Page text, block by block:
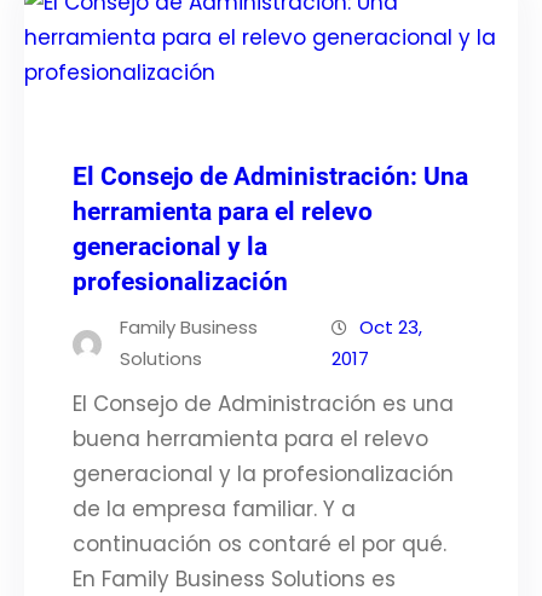
El Consejo de Administración: Una
herramienta para el relevo
generacional y la
profesionalización
Family Business
Solutions
Oct 23,
2017
El Consejo de Administración es una
buena herramienta para el relevo
generacional y la profesionalización
de la empresa familiar. Y a
continuación os contaré el por qué.
En Family Business Solutions es